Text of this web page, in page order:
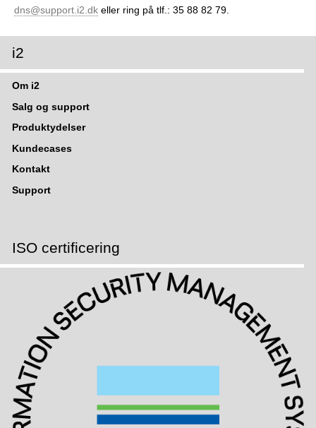
dns@support.i2.dk eller ring på tlf.: 35 88 82 79.
i2
Om i2
Salg og support
Produktydelser
Kundecases
Kontakt
Support
ISO certificering